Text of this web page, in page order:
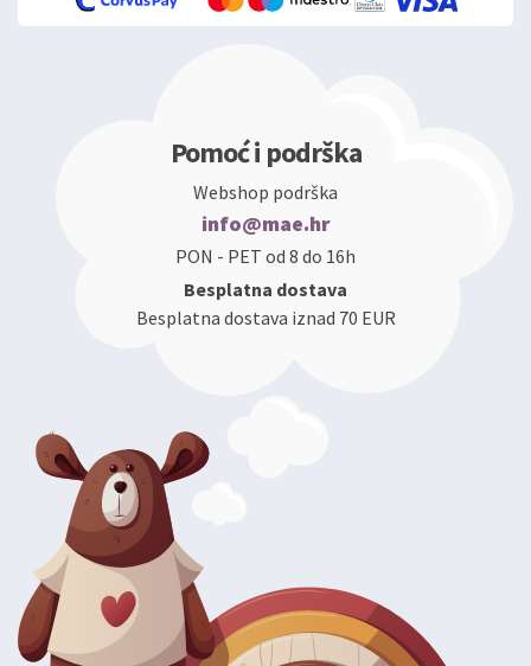
Pomoć i podrška
Webshop podrška
info@mae.hr
PON - PET od 8 do 16h
Besplatna dostava
Besplatna dostava iznad 70 EUR